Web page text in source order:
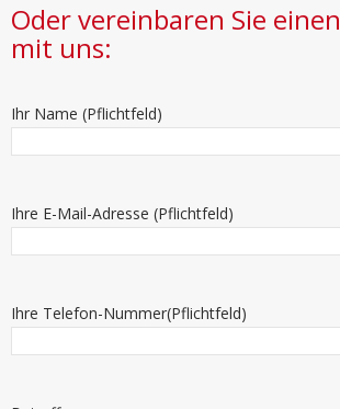
Oder vereinbaren Sie einen
mit uns:
Ihr Name (Pflichtfeld)
Ihre E-Mail-Adresse (Pflichtfeld)
Ihre Telefon-Nummer(Pflichtfeld)